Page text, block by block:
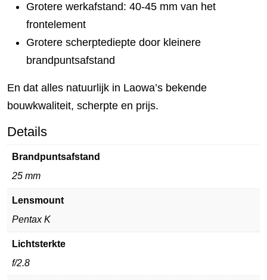
Grotere werkafstand: 40-45 mm van het
frontelement
Grotere scherptediepte door kleinere
brandpuntsafstand
En dat alles natuurlijk in Laowa’s bekende
bouwkwaliteit, scherpte en prijs.
Details
Brandpuntsafstand
25 mm
Lensmount
Pentax K
Lichtsterkte
f/2.8